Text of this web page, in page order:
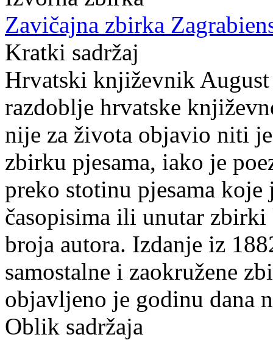
Zavičajna zbirka
Kratki sadržaj
Hrvatski književnik
razdoblje hrvatske
nije za života objavio niti
zbirku pjesama, iako je
preko stotinu pjesama
časopisima ili unutar zbirki
broja autora. Izdanje iz
samostalne i zaokružene
objavljeno je godinu dana
Oblik sadržaja